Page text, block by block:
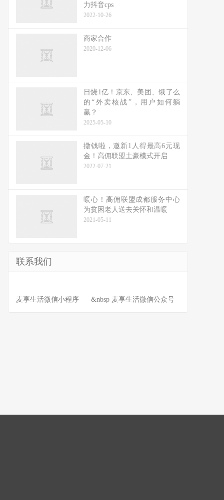
力抖音cps
2022-10-26
商家合作
2020-12-06
日烧1亿！京东、美团、饿了么
的“外卖核战”，用户如何躺
赢？
2025-05-10
撒钱啦，邀新1人得最高6元现
金！高佣联盟土豪模式开启
2022-07-21
暖心！高佣联盟成都服务中心
为贫困老人送去关怀和温暖
2021-05-11
联系我们
麦享生活微信小程序 &nbsp 麦享生活微信公众号